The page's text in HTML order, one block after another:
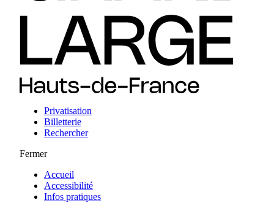
Privatisation
Billetterie
Rechercher
Fermer
Accueil
Accessibilité
Infos pratiques